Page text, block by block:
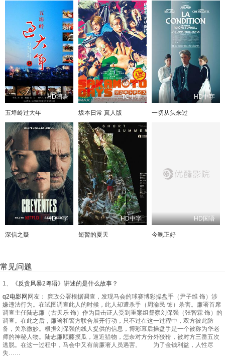
HD国语
五埠岭过大年
TC中字
坂本日常 真人版
HD中字
一切从头来过
HD中字
深信之疑
HD中字
短暂的夏天
HD国语
今晚正好
常见问题
1、
《反贪风暴2粤语》讲述的是什么故事？
q2电影网网友： 廉政公署根据调查，发现马会的球赛博彩操盘手（尹子维 饰）涉
嫌违法行为。在试图调查此人的时候，此人却遭杀手（周渝民 饰）杀害。廉署首席
调查主任陆志廉（古天乐 饰）作为目击证人受到重案组督察刘保强（张智霖 饰）的
调查。在此之后，廉署和警方联合展开行动，只不过在这一过程中，双方彼此防
备，关系微妙。根据刘保强的线人提供的信息，博彩幕后操盘手是一个被称为华老
师的神秘人物。陆志廉顺藤摸瓜，逼近猎物，怎奈对方分外狡猾，被对方三番五次
逃脱。在这一过程中，马会中又有前廉署人员遇害。 为了金钱利益，人性尽
失……